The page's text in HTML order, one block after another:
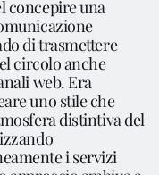
concepire una
di trasmettere
circolo anche
web. Era
uno stile che
distintiva del
i servizi